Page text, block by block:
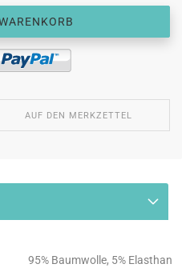
AUF DEN MERKZETTEL
95% Baumwolle, 5% Elasthan